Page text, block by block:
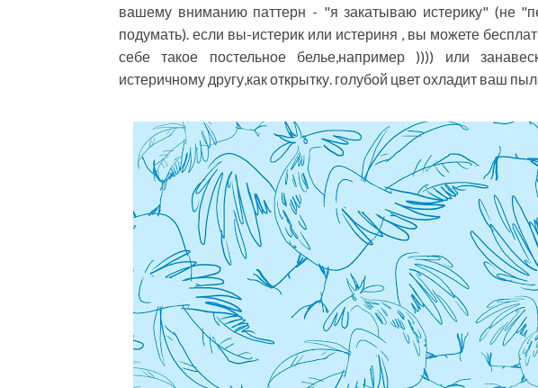
вашему вниманию паттерн - "я закатываю истерику" (не
подумать). если вы-истерик или истериня , вы можете
себе такое постельное белье,например )))) или
истеричному другу,как открытку. голубой цвет охладит ваш